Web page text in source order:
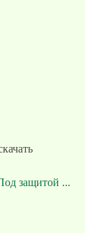
защитой ...